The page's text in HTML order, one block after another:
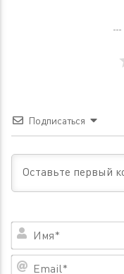
Подписаться